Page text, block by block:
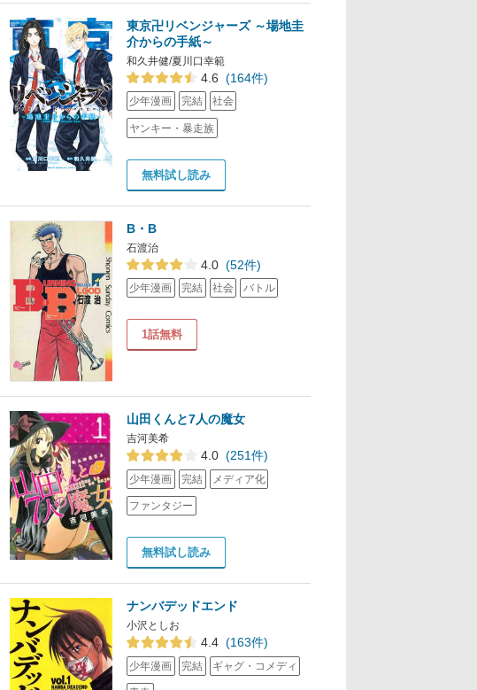
東京卍リベンジャーズ ～場地圭
介からの手紙～
和久井健/夏川口幸範
4.6 (164件)
少年漫画 完結 社会
ヤンキー・暴走族
無料試し読み
B・B
石渡治
4.0 (52件)
少年漫画 完結 社会 バトル
1話無料
山田くんと7人の魔女
吉河美希
4.0 (251件)
少年漫画 完結 メディア化
ファンタジー
無料試し読み
ナンバデッドエンド
小沢としお
4.4 (163件)
少年漫画 完結 ギャグ・コメディ